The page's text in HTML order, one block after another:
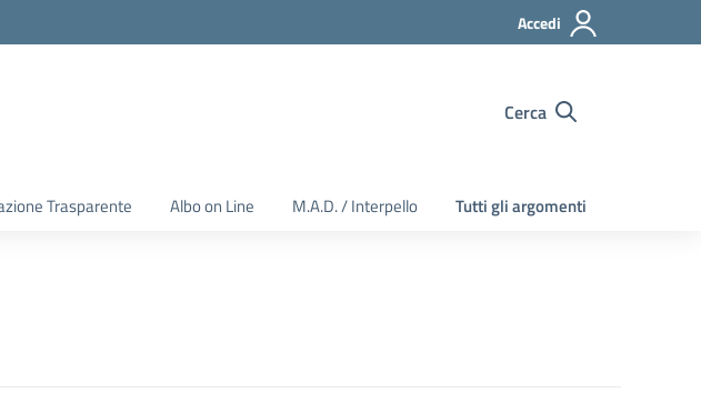
Accedi
Cerca
Trasparente Albo on Line M.A.D. / Interpello Tutti gli argomenti